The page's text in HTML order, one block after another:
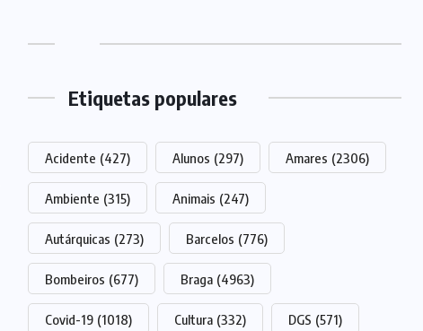
Etiquetas populares
Acidente (427) Alunos (297) Amares (2306)
Ambiente (315) Animais (247)
Autárquicas (273) Barcelos (776)
Bombeiros (677) Braga (4963)
Covid-19 (1018) Cultura (332) DGS (571)